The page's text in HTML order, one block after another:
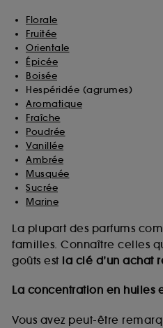
Florale
Fruitée
Orientale
Épicée
Boisée
Hespéridée (agrumes)
Aromatique
Fraîche
Poudrée
Vanillée
Ambrée
Musquée
Sucrée
Marine
La plupart des parfums
familles. Connaître celles
goûts est la clé d’un achat
La concentration en huiles
Vous avez peut-être